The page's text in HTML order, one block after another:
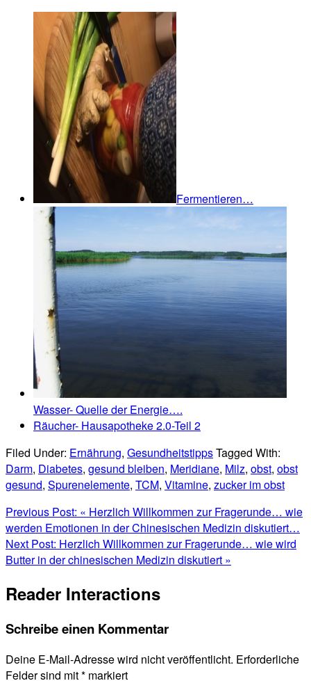
Fermentieren…
Wasser- Quelle der Energie….
Räucher- Hausapotheke 2.0-Teil 2
Filed Under: Ernährung, GesundheitstippsTagged With:
Darm, Diabetes, gesund bleiben, Meridiane, Milz, obst, obst
gesund, Spurenelemente, TCM, Vitamine, zucker im obst
Previous Post: « Herzlich Willkommen zur Fragerunde… wie
werden Emotionen in der Chinesischen Medizin diskutiert…
Next Post: Herzlich Willkommen zur Fragerunde… wie wird
Butter in der chinesischen Medizin diskutiert »
Reader Interactions
Schreibe einen Kommentar
Deine E-Mail-Adresse wird nicht veröffentlicht. Erforderliche
Felder sind mit* markiert